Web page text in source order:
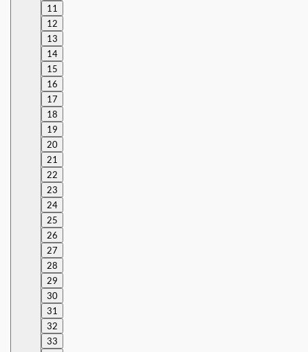
11
12
13
14
15
16
17
18
19
20
21
22
23
24
25
26
27
28
29
30
31
32
33